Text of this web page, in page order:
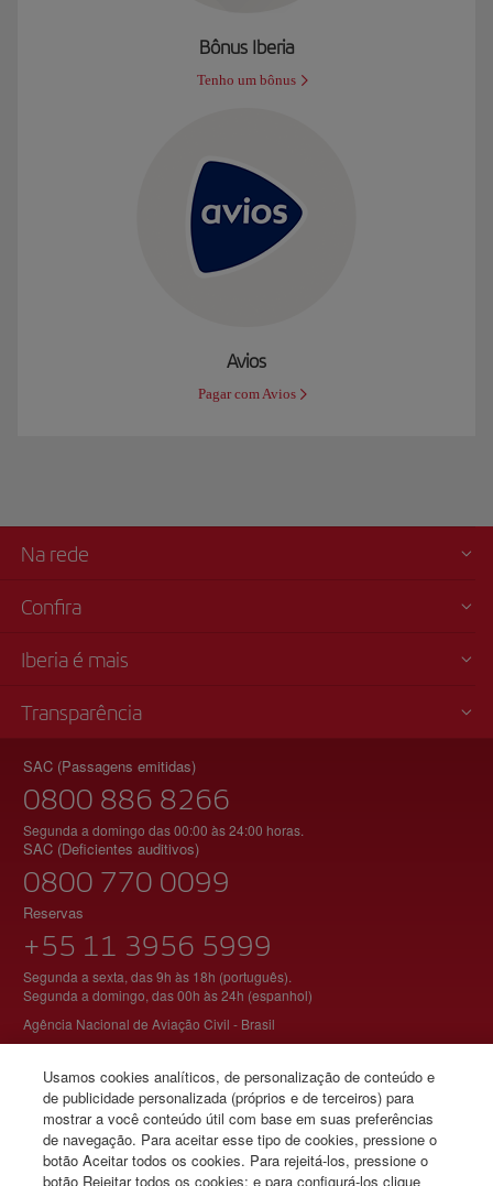
Bônus Iberia
Tenho um bônus
Avios
Pagar com Avios
Na rede
Confira
Iberia é mais
Transparência
SAC (Passagens emitidas)
0800 886 8266
Segunda a domingo das 00:00 às 24:00 horas.
SAC (Deficientes auditivos)
0800 770 0099
Reservas
+55 11 3956 5999
Segunda a sexta, das 9h às 18h (português).
Segunda a domingo, das 00h às 24h (espanhol)
Agência Nacional de Aviação Civil - Brasil
© Iberia 2026
Usamos cookies analíticos, de personalização de conteúdo e
de publicidade personalizada (próprios e de terceiros) para
mostrar a você conteúdo útil com base em suas preferências
de navegação. Para aceitar esse tipo de cookies, pressione o
botão Aceitar todos os cookies. Para rejeitá-los, pressione o
botão Rejeitar todos os cookies; e para configurá-los clique